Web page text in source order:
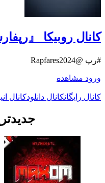
کانال روبیکا 『
#رپ @Rapfares2024
ورود مشاهده
کانال رایگانکانال دانلودکانال